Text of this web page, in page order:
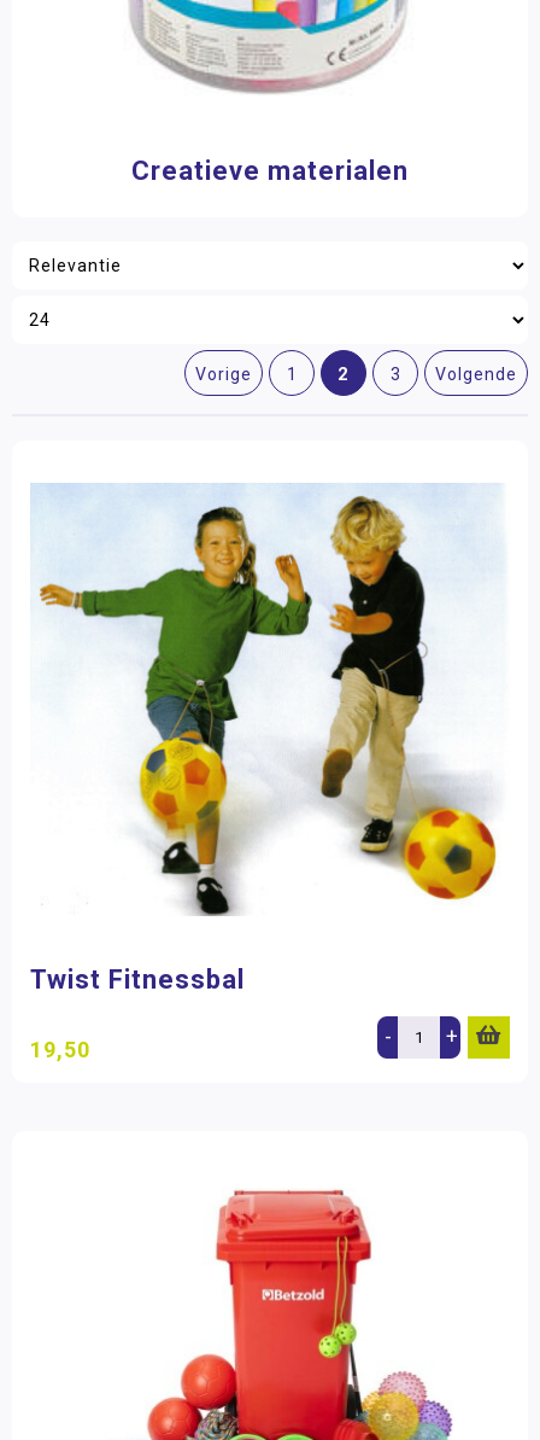
Creatieve materialen
Vorige 1 2 3 Volgende
Twist Fitnessbal
19,50 - +